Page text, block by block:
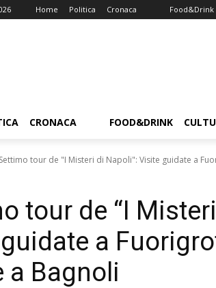
Home Politica Cronaca Food&Drink
CRONACA FOOD&DRINK
Settimo tour de "I Misteri di Napoli": Visite guidate a
tour de “I
a
a Bagnoli